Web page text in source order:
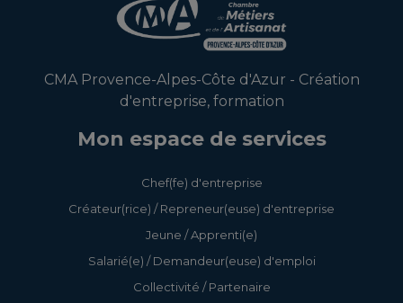
CMA Provence-Alpes-Côte d'Azur - Création
d'entreprise, formation
Mon espace de services
Chef(fe) d'entreprise
Créateur(rice) / Repreneur(euse) d'entreprise
Jeune / Apprenti(e)
Salarié(e) / Demandeur(euse) d'emploi
Collectivité / Partenaire